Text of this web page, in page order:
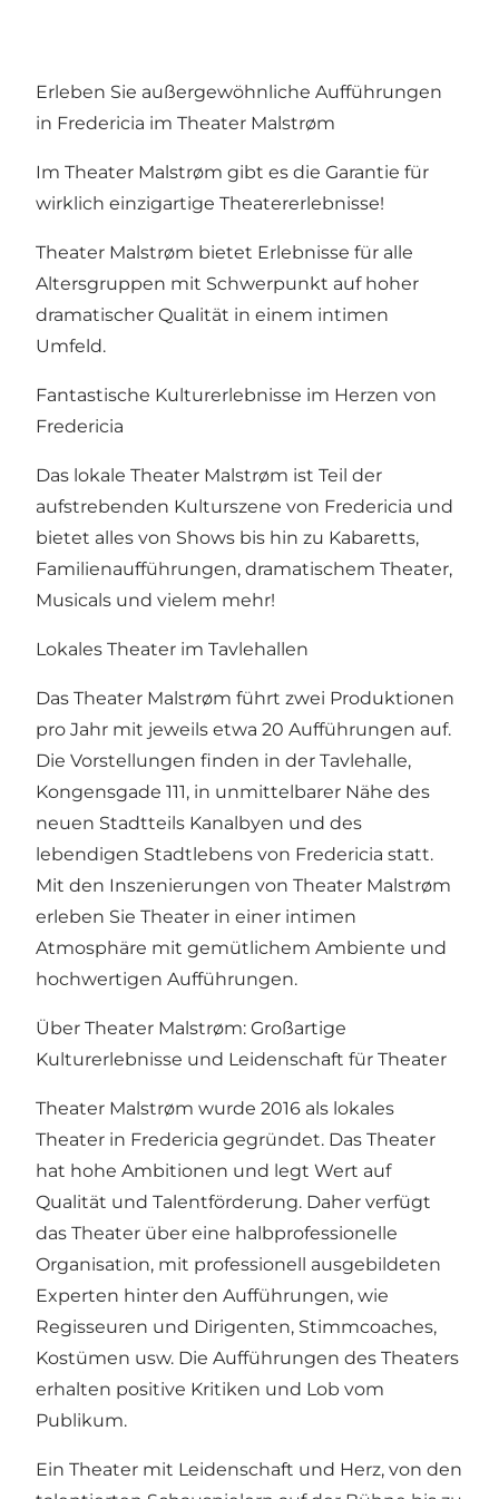
Erleben Sie außergewöhnliche Aufführungen
in Fredericia im Theater Malstrøm
Im Theater Malstrøm gibt es die Garantie für
wirklich einzigartige Theatererlebnisse!
Theater Malstrøm bietet Erlebnisse für alle
Altersgruppen mit Schwerpunkt auf hoher
dramatischer Qualität in einem intimen
Umfeld.
Fantastische Kulturerlebnisse im Herzen von
Fredericia
Das lokale Theater Malstrøm ist Teil der
aufstrebenden Kulturszene von Fredericia und
bietet alles von Shows bis hin zu Kabaretts,
Familienaufführungen, dramatischem Theater,
Musicals und vielem mehr!
Lokales Theater im Tavlehallen
Das Theater Malstrøm führt zwei Produktionen
pro Jahr mit jeweils etwa 20 Aufführungen auf.
Die Vorstellungen finden in der Tavlehalle,
Kongensgade 111, in unmittelbarer Nähe des
neuen Stadtteils Kanalbyen und des
lebendigen Stadtlebens von Fredericia statt.
Mit den Inszenierungen von Theater Malstrøm
erleben Sie Theater in einer intimen
Atmosphäre mit gemütlichem Ambiente und
hochwertigen Aufführungen.
Über Theater Malstrøm: Großartige
Kulturerlebnisse und Leidenschaft für Theater
Theater Malstrøm wurde 2016 als lokales
Theater in Fredericia gegründet. Das Theater
hat hohe Ambitionen und legt Wert auf
Qualität und Talentförderung. Daher verfügt
das Theater über eine halbprofessionelle
Organisation, mit professionell ausgebildeten
Experten hinter den Aufführungen, wie
Regisseuren und Dirigenten, Stimmcoaches,
Kostümen usw. Die Aufführungen des Theaters
erhalten positive Kritiken und Lob vom
Publikum.
Ein Theater mit Leidenschaft und Herz, von den